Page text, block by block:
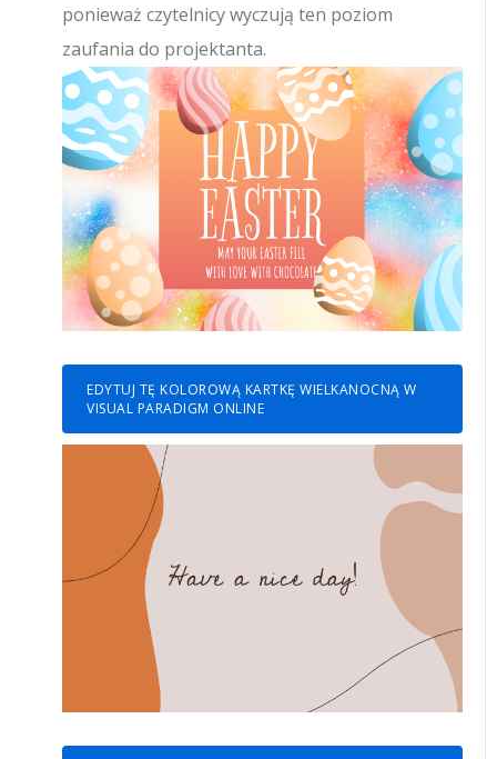
ponieważ czytelnicy wyczują ten poziom
zaufania do projektanta.
EDYTUJ TĘ KOLOROWĄ KARTKĘ WIELKANOCNĄ W
VISUAL PARADIGM ONLINE